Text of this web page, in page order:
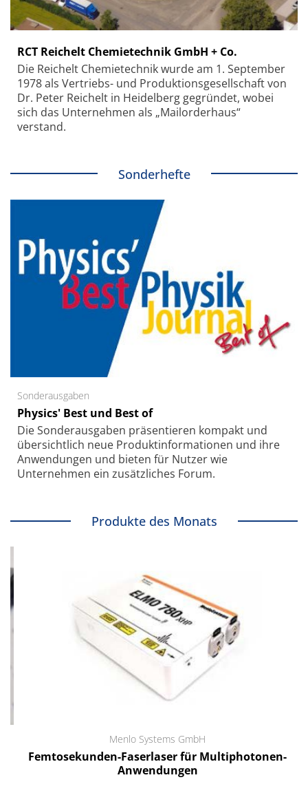
RCT Reichelt Chemietechnik GmbH + Co.
Die Reichelt Chemietechnik wurde am 1. September
1978 als Vertriebs- und Produktionsgesellschaft von
Dr. Peter Reichelt in Heidelberg gegründet, wobei
sich das Unternehmen als „Mailorderhaus“
verstand.
Sonderhefte
Sonderausgaben
Physics' Best und Best of
Die Sonder­ausgaben präsentieren kompakt und
übersichtlich neue Produkt­informationen und ihre
Anwendungen und bieten für Nutzer wie
Unternehmen ein zusätzliches Forum.
Produkte des Monats
Menlo Systems GmbH
Femtosekunden-Faserlaser für Multiphotonen-
Anwendungen